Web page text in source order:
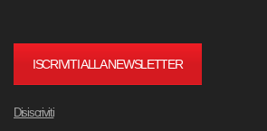
ISCRIVITI ALLA NEWSLETTER
Disiscriviti